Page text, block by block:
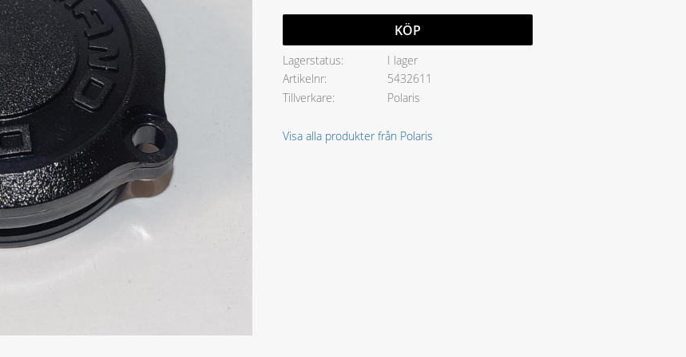
KÖP
Lagerstatus
I lager
Artikelnr
5432611
Tillverkare
Polaris
Visa alla produkter från Polaris